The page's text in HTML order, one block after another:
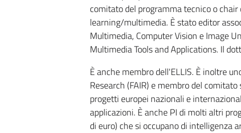
comitato del programma tecnico o
learning/multimedia. È stato editor
Multimedia, Computer Vision e Image
Multimedia Tools and Applications. Il
È anche membro dell'ELLIS. È inoltre
Research (FAIR) e membro del
progetti europei nazionali e
applicazioni. È anche PI di molti altri
di euro) che si occupano di intelligenza